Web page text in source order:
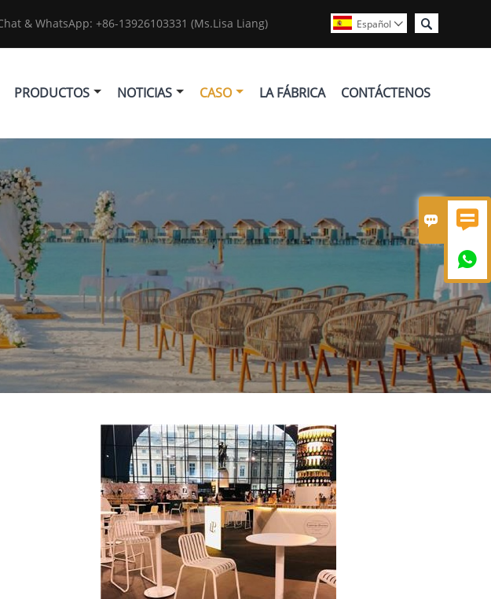
 

& WhatsApp: +86-13926103331 (Ms.Lisa Liang) 
Español 
PRODUCTOS NOTICIAS CASO LA FÁBRICA CONTÁCTENOS